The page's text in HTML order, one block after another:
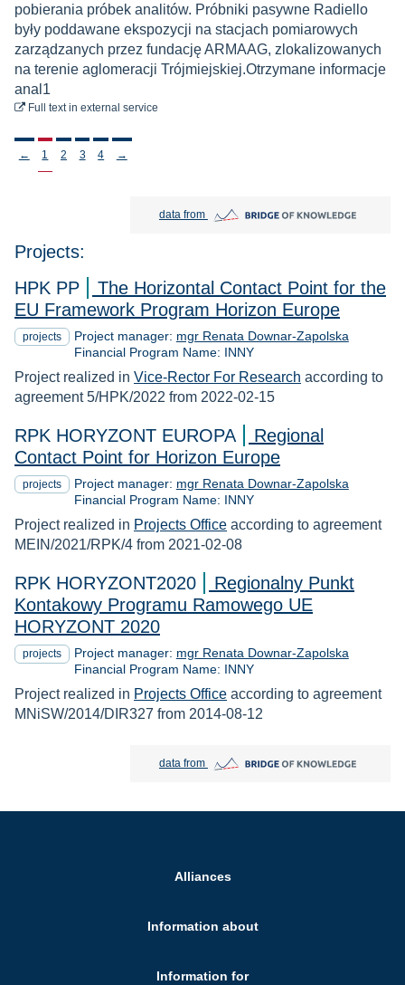
pobierania próbek analitów. Próbniki pasywne Radiello
były poddawane ekspozycji na stacjach pomiarowych
zarządzanych przez fundację ARMAAG, zlokalizowanych
na terenie aglomeracji Trójmiejskiej.Otrzymane informacje
anal1
Full text to download
in external service
Stronicowanie
← 1 2 3 4 →
data from Bridge of Knowledge open in new tab
Projects:
HPK PP
The Horizontal Contact Point for the
EU Framework Program Horizon Europe
projects Project manager: mgr Renata Downar-Zapolska
Financial Program Name: INNY
Project realized in Vice-Rector For Research according to
agreement 5/HPK/2022 from 2022-02-15
RPK HORYZONT EUROPA
Regional
Contact Point for Horizon Europe
projects Project manager: mgr Renata Downar-Zapolska
Financial Program Name: INNY
Project realized in Projects Office according to agreement
MEIN/2021/RPK/4 from 2021-02-08
RPK HORYZONT2020
Regionalny Punkt
Kontakowy Programu Ramowego UE
HORYZONT 2020
projects Project manager: mgr Renata Downar-Zapolska
Financial Program Name: INNY
Project realized in Projects Office according to agreement
MNiSW/2014/DIR327 from 2014-08-12
data from Bridge of Knowledge open in new tab
Alliances
Information about
Information for